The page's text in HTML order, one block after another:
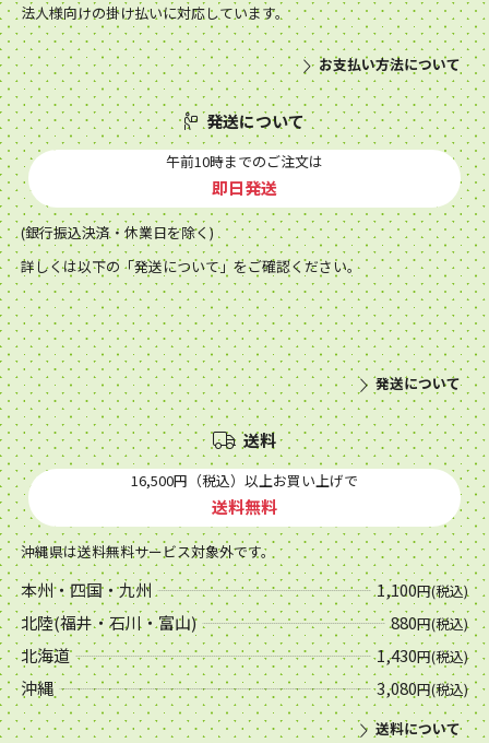
法人様向けの掛け払いに対応しています。
お支払い方法について
発送について
午前10時までのご注文は
即日発送
(銀行振込決済・休業日を除く)
詳しくは以下の「発送について」をご確認ください。
発送について
送料
16,500円（税込）以上お買い上げで
送料無料
沖縄県は送料無料サービス対象外です。
本州・四国・九州 1,100円(税込)
北陸(福井・石川・富山) 880円(税込)
北海道 1,430円(税込)
沖縄 3,080円(税込)
送料について